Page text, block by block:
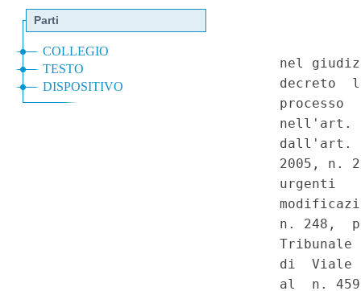
Necessaria presenza, al di
dal legislatore, della
collegamento di questa alla
riferimento ad un
Giurisdizioni speciali -
Assoggettamento ad essa
canoni per l'occupazione di
(COSAP) - Natura non
conformita' alla
costituente diritto vivente -